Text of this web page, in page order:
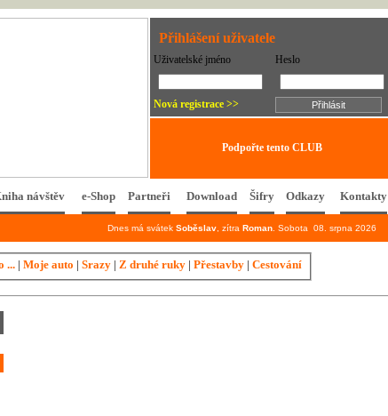
Přihlášení uživatele
Uživatelské jméno Heslo
Nová registrace >>
Podpořte tento CLUB
návštěv e-Shop Partneři Download Šifry Odkazy Kontakty
Dnes má svátek Soběslav , zítra Roman . Sobota 08. srpna 2026
... | Moje auto | Srazy | Z druhé ruky | Přestavby | Cestování